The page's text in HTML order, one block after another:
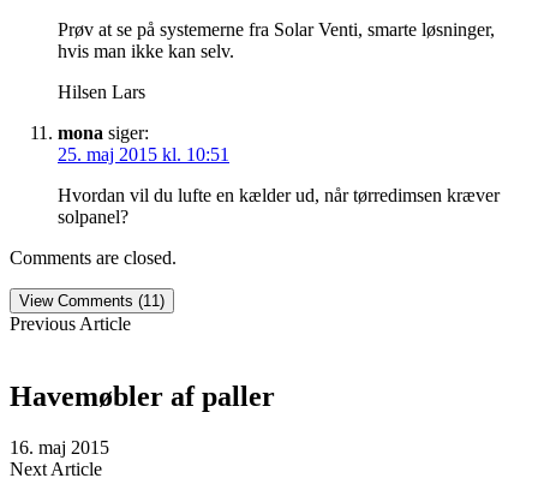
Prøv at se på systemerne fra Solar Venti, smarte løsninger,
hvis man ikke kan selv.
Hilsen Lars
mona siger:
25. maj 2015 kl. 10:51
Hvordan vil du lufte en kælder ud, når tørredimsen kræver
solpanel?
Comments are closed.
View Comments (11)
Previous Article
Havemøbler af paller
16. maj 2015
Next Article